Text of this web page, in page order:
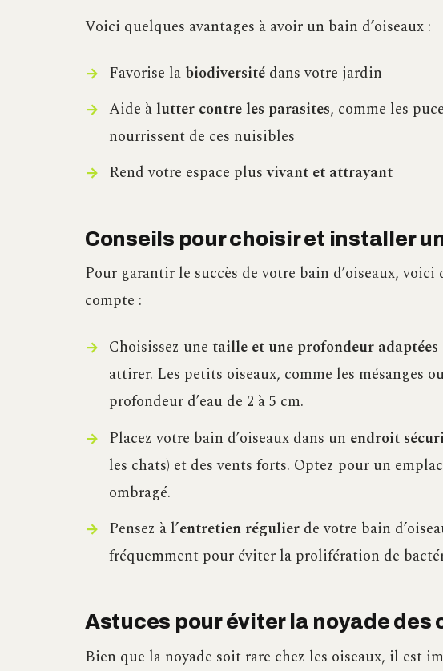
Voici quelques avantages à avoir un bain d’oiseaux :
Favorise la biodiversitédans votre jardin
Aide à lutter contre les parasites, comme les
nourrissent de ces nuisibles
Rend votre espace plusvivant et attrayant
Conseils pour choisir et installer
Pour garantir le succès de votre bain d’oiseaux,
compte :
Choisissez une taille et une profondeur adaptées
attirer. Les petits oiseaux, comme les mésanges
profondeur d’eau de 2 à 5 cm.
Placez votre bain d’oiseaux dans un endroit
les chats) et des vents forts. Optez pour un
ombragé.
Pensez à l’entretien régulierde votre bain
fréquemment pour éviter la prolifération de
Astuces pour éviter la noyade des
Bien que la noyade soit rare chez les oiseaux, il est